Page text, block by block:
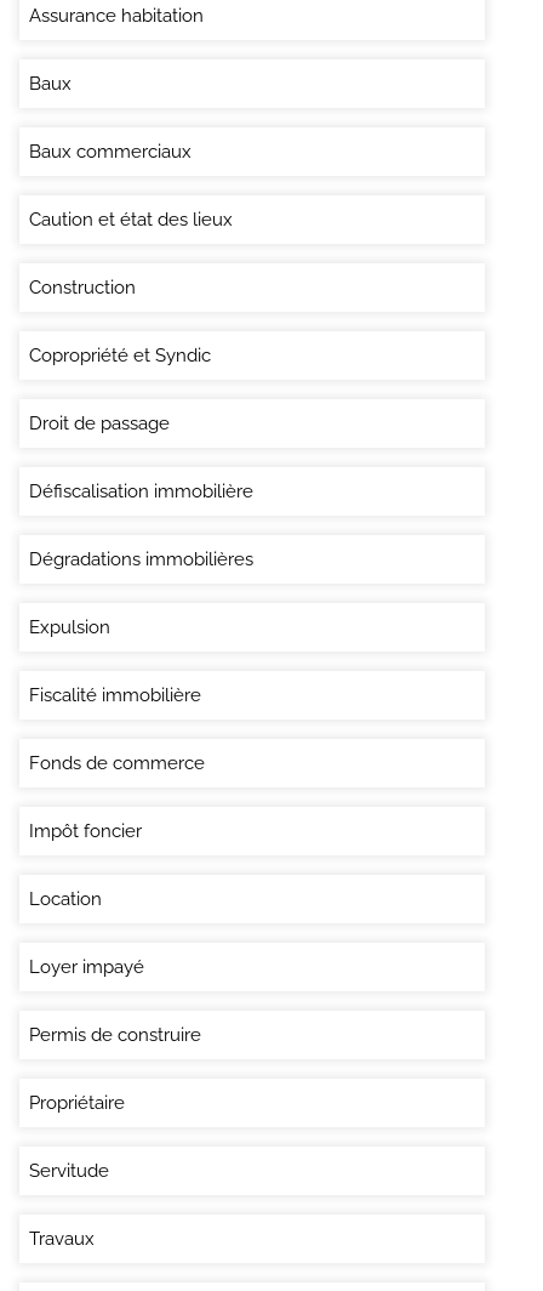
Assurance habitation
Baux
Baux commerciaux
Caution et état des lieux
Construction
Copropriété et Syndic
Droit de passage
Défiscalisation immobilière
Dégradations immobilières
Expulsion
Fiscalité immobilière
Fonds de commerce
Impôt foncier
Location
Loyer impayé
Permis de construire
Propriétaire
Servitude
Travaux